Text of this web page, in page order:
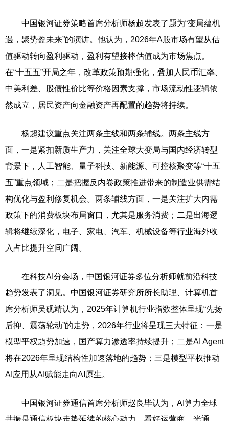
中国银河证券策略首席分析师杨超发表了题为“变局蕴机
遇，聚势盈未来”的演讲。他认为，2026年A股市场有望从估
值驱动转向盈利驱动，盈利有望接棒估值成为市场焦点。
在“十五五”开局之年，改革政策预期强化，叠加人民币汇率、
中美利差、股债性价比等价格因素支撑，市场流动性逻辑依
然成立，居民资产向金融资产再配置的趋势将持续。
杨超建议重点关注两条主线和两条辅线。两条主线方
面，一是紧扣新质生产力，关注全球大变局与国内经济转型
背景下，人工智能、量子科技、新能源、可控核聚变等“十五
五”重点领域；二是把握反内卷政策推进带来的制造业供需结
构优化与盈利修复机会。两条辅线方面，一是关注扩大内需
政策下的消费板块布局窗口，尤其是服务消费；二是出海逻
辑将继续深化，电子、家电、汽车、机械设备等行业海外收
入占比提升空间广阔。
在科技AI分会场，中国银河证券多位分析师就前沿科技
趋势发表了洞见。中国银河证券研究所所长助理、计算机首
席分析师吴砚靖认为，2025年计算机行业指数整体呈现“先扬
后抑、震荡轮动”的走势，2026年行业将呈现三大特征：一是
模型平权趋势加速，国产算力渗透率持续提升；二是AI Agent
将在2026年呈现结构性加速落地的趋势；三是模型平权推动
AI应用从AI赋能走向AI原生。
中国银河证券通信首席分析师赵良毕认为，AI算力全球
共振是通信板块走势延续的核心动力，看好运营商、光通